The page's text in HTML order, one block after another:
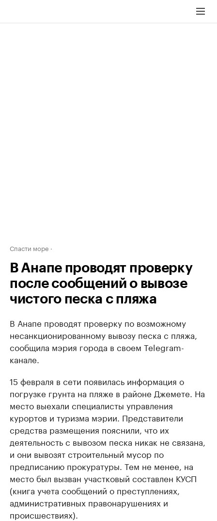
Спасти море
В Анапе проводят проверку
после сообщений о вывозе
чистого песка с пляжа
В Анапе проводят проверку по возможному
несанкционированному вывозу песка с пляжа,
сообщила мэрия города в своем Telegram-
канале.
15 февраля в сети появилась информация о
погрузке грунта на пляже в районе Джемете. На
место выехали специалисты управления
курортов и туризма мэрии. Представители
средства размещения пояснили, что их
деятельность с вывозом песка никак не связана,
и они вывозят строительный мусор по
предписанию прокуратуры. Тем не менее, на
место был вызван участковый составлен КУСП
(книга учета сообщений о преступлениях,
административных правонарушениях и
происшествиях).